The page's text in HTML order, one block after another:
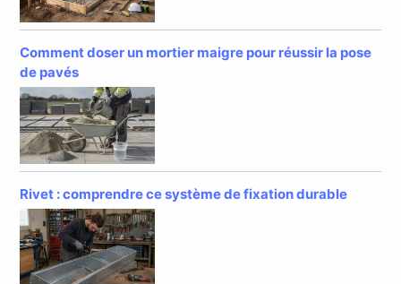
Comment doser un mortier maigre pour réussir la pose
de pavés
Rivet : comprendre ce système de fixation durable